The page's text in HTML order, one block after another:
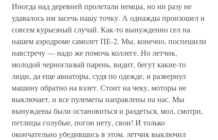
Иногда над деревней пролетали немцы, но ни разу не
удавалось им засечь нашу точку. А однажды произошел и
совсем курьезный случай. Как-то вынужденно сел на
нашем аэродроме самолет ПЕ-2. Мы, конечно, поспешили
навстречу — надо же помочь коллеге. Но летчик,
молодой черноглазый парень, видит, бегут какие-то
люди, да еще авиаторы, судя по одежде, и развернул
машину обратно на взлет. Стоит на чеку, моторы не
выключает, и все пулеметы направлены на нас. Мы
вынуждены были остановиться и раздеться, мол, смотри,
петлицы голубые, погон нету, свои! И только
окончательно убедившись в этом, летчик выключил